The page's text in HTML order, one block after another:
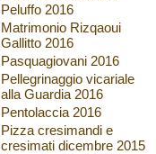
Peluffo 2016
Matrimonio Rizqaoui
Gallitto 2016
Pasquagiovani 2016
Pellegrinaggio vicariale
alla Guardia 2016
Pentolaccia 2016
Pizza cresimandi e
cresimati dicembre 2015